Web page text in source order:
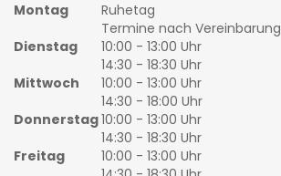
Montag
Ruhetag
Termine nach Vereinbarung
Dienstag
10:00 - 13:00 Uhr
14:30 - 18:30 Uhr
Mittwoch
10:00 - 13:00 Uhr
14:30 - 18:00 Uhr
Donnerstag10:00 - 13:00 Uhr
14:30 - 18:30 Uhr
Freitag
10:00 - 13:00 Uhr